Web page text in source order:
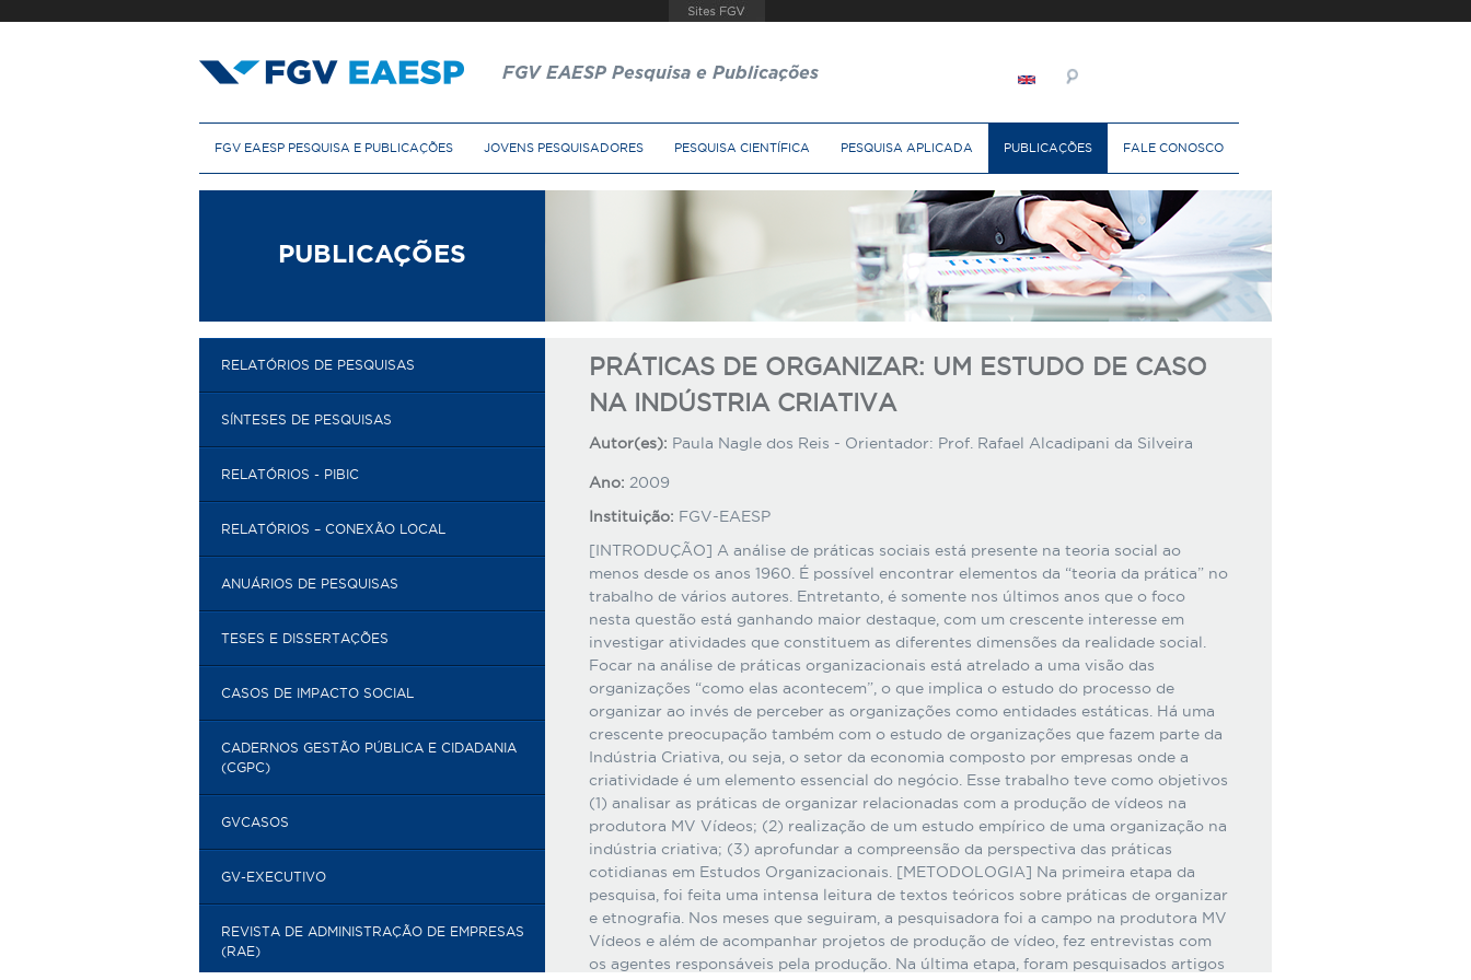
FGV EAESP Pesquisa e Publicações
n
c
i
a
FGV EAESP PESQUISA E PUBLICAÇÕES JOVENS PESQUISADORES PESQUISA CIENTÍFICA PESQUISA APLICADA PUBLICAÇÕES FALE CONOSCO
PUBLICAÇÕES
PRÁTICAS DE ORGANIZAR: UM ESTUDO DE CASO
NA INDÚSTRIA CRIATIVA
Autor(es): Paula Nagle dos Reis - Orientador: Prof. Rafael Alcadipani da Silveira
Ano: 2009
Instituição: FGV-EAESP
[INTRODUÇÃO] A análise de práticas sociais está presente na teoria social ao
menos desde os anos 1960. É possível encontrar elementos da “teoria da prática” no
trabalho de vários autores. Entretanto, é somente nos últimos anos que o foco
nesta questão está ganhando maior destaque, com um crescente interesse em
investigar atividades que constituem as diferentes dimensões da realidade social.
Focar na análise de práticas organizacionais está atrelado a uma visão das
organizações “como elas acontecem”, o que implica o estudo do processo de
organizar ao invés de perceber as organizações como entidades estáticas. Há uma
crescente preocupação também com o estudo de organizações que fazem parte da
Indústria Criativa, ou seja, o setor da economia composto por empresas onde a
criatividade é um elemento essencial do negócio. Esse trabalho teve como objetivos
(1) analisar as práticas de organizar relacionadas com a produção de vídeos na
produtora MV Vídeos; (2) realização de um estudo empírico de uma organização na
indústria criativa; (3) aprofundar a compreensão da perspectiva das práticas
cotidianas em Estudos Organizacionais. [METODOLOGIA] Na primeira etapa da
pesquisa, foi feita uma intensa leitura de textos teóricos sobre práticas de organizar
e etnografia. Nos meses que seguiram, a pesquisadora foi a campo na produtora MV
Vídeos e além de acompanhar projetos de produção de vídeo, fez entrevistas com
os agentes responsáveis pela produção. Na última etapa, foram pesquisados artigos
RELATÓRIOS DE PESQUISAS
SÍNTESES DE PESQUISAS
RELATÓRIOS - PIBIC
RELATÓRIOS – CONEXÃO LOCAL
ANUÁRIOS DE PESQUISAS
TESES E DISSERTAÇÕES
CASOS DE IMPACTO SOCIAL
CADERNOS GESTÃO PÚBLICA E CIDADANIA
(CGPC)
GVCASOS
GV-EXECUTIVO
REVISTA DE ADMINISTRAÇÃO DE EMPRESAS
(RAE)